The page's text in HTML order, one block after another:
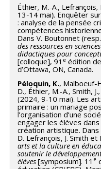
Éthier, M.-A., Lefrançois,
13-14 mai). Enquêter
: analyse de la pensée
compétences
Dans V. Boutonnet
des ressources en
didactiques pour
[colloque], 91 e édition
d’Ottawa, ON, Canada.
Péloquin, K., Malboeuf-
D., Éthier, M.-A., Smith,
(2024, 9-10 mai). Les
primaire : un mariage
l’organisation d’une
engager les élèves
création artistique.
D. Lefrançois, J. Smith
arts et la culture en
soutenir le
élèves [symposium]. 11 e